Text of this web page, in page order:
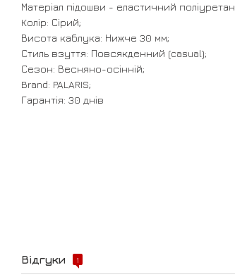
Матеріал підошви - еластичний поліуретан
Колір: Сірий;
Висота каблука: Нижче 30 мм;
Стиль взуття: Повсякденний (casual);
Сезон: Весняно-осінній;
Brand: PALARIS;
Гарантія: 30 днів
Відгуки 1